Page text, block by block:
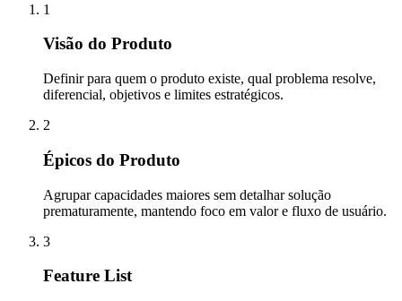
1
Visão do Produto
Definir para quem o produto existe, qual problema resolve,
diferencial, objetivos e limites estratégicos.
2
Épicos do Produto
Agrupar capacidades maiores sem detalhar solução
prematuramente, mantendo foco em valor e fluxo de usuário.
3
Feature List